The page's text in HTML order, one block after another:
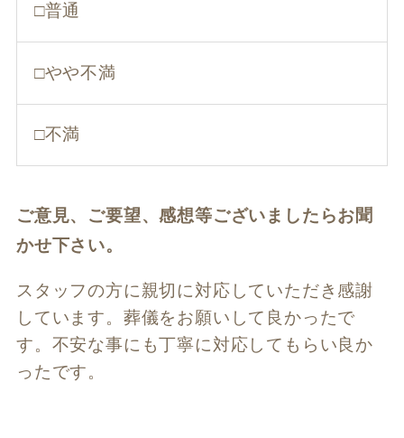
□普通
□やや不満
□不満
ご意見、ご要望、感想等ございましたらお聞
かせ下さい。
スタッフの方に親切に対応していただき感謝
しています。葬儀をお願いして良かったで
す。不安な事にも丁寧に対応してもらい良か
ったです。